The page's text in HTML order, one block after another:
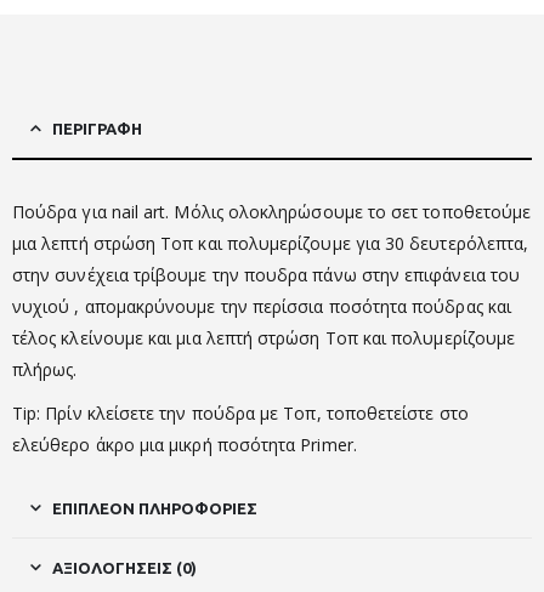
ΠΕΡΙΓΡΑΦΉ
Πούδρα για nail art. Μόλις ολοκληρώσουμε το σετ τοποθετούμε
μια λεπτή στρώση Τοπ και πολυμερίζουμε για 30 δευτερόλεπτα,
στην συνέχεια τρίβουμε την πουδρα πάνω στην επιφάνεια του
νυχιού , απομακρύνουμε την περίσσια ποσότητα πούδρας και
τέλος κλείνουμε και μια λεπτή στρώση Τοπ και πολυμερίζουμε
πλήρως.
Tip: Πρίν κλείσετε την πούδρα με Τοπ, τοποθετείστε στο
ελεύθερο άκρο μια μικρή ποσότητα Primer.
ΕΠΙΠΛΈΟΝ ΠΛΗΡΟΦΟΡΊΕΣ
ΑΞΙΟΛΟΓΉΣΕΙΣ (0)